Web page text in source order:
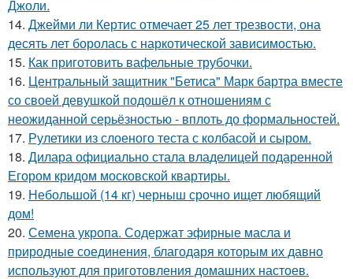
Джоли.
14. Джейми ли Кертис отмечает 25 лет трезвости, она
десять лет боролась с наркотической зависимостью.
15. Как приготовить вафельные трубочки.
16. Центральный защитник "Бетиса" Марк бартра вместе
со своей девушкой подошёл к отношениям с
неожиданной серьёзностью - вплоть до формальностей.
17. Рулетики из слоеного теста с колбасой и сыром.
18. Дилара официально стала владелицей подаренной
Егором кридом московской квартиры.
19. Небольшой (14 кг) черныш срочно ищет любящий
дом!
20. Семена укропа. Содержат эфирные масла и
природные соединения, благодаря которым их давно
используют для приготовления домашних настоев.